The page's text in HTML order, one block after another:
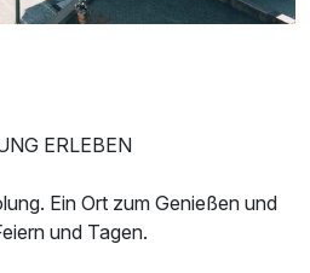
ERLEBEN
Ein Ort zum Genießen und
und Tagen.